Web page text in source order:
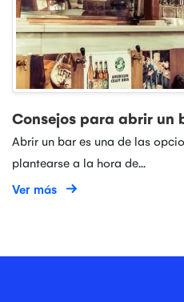
Consejos para abrir un
Abrir un bar es una de las
plantearse a la hora de...
Ver más